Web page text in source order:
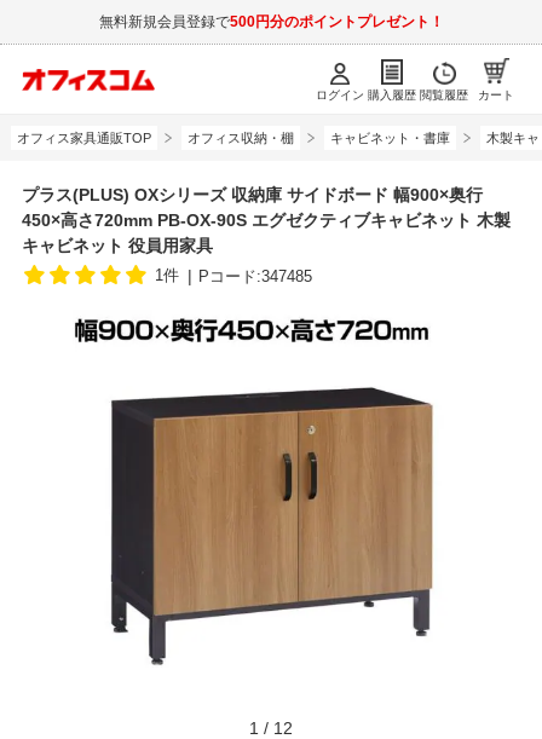
無料新規会員登録で500円分のポイントプレゼント！
ログイン 購入履歴 閲覧履歴 カート
オフィス家具通販TOP オフィス収納・棚 キャビネット・書庫 木製キ
プラス(PLUS) OXシリーズ 収納庫 サイドボード 幅900×奥行
450×高さ720mm PB-OX-90S エグゼクティブキャビネット 木製
キャビネット 役員用家具
1件 Pコード:347485
1 / 12